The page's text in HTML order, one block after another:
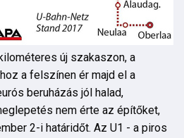
új szakaszon, a
a felszínen ér majd el a
beruházás jól halad,
nem érte az építőket,
2-i határidőt. Az U1 - a piros